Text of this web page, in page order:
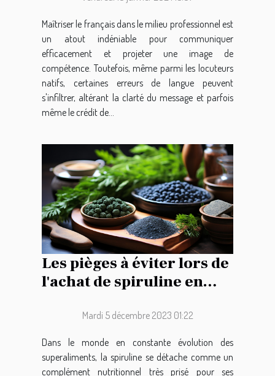
professionnelle
Maîtriser le français dans le milieu professionnel est
un atout indéniable pour communiquer
efficacement et projeter une image de
compétence. Toutefois, même parmi les locuteurs
natifs, certaines erreurs de langue peuvent
s'infiltrer, altérant la clarté du message et parfois
même le crédit de...
Les pièges à éviter lors de
l'achat de spiruline en
Mardi 5 décembre 2023 01:22
Dans le monde en constante évolution des
superaliments, la spiruline se détache comme un
complément nutritionnel très prisé pour ses